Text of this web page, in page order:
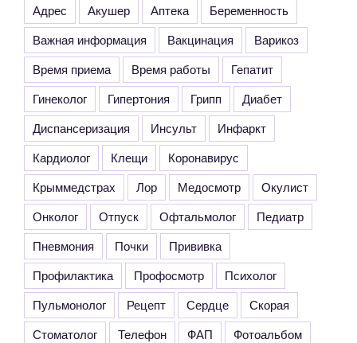
Луки
КФУ
им.
Вернадского
Александром
Козаком»
Адрес Акушер Аптека
Беременность
Важная информация
Вакцинация
Варикоз
Время приема
Время работы
Гепатит
Гинеколог
Гипертония Грипп
Диабет
Диспансеризация
Инсульт
Инфаркт
Кардиолог
Клещи
Коронавирус
Крыммедстрах
Лор Медосмотр
Окулист
Онколог
Отпуск Офтальмолог
Педиатр
Пневмония
Почки
Прививка
Профилактика
Профосмотр
Психолог
Пульмонолог
Рецепт Сердце
Скорая
Стоматолог
Телефон ФАП
Фотоальбом